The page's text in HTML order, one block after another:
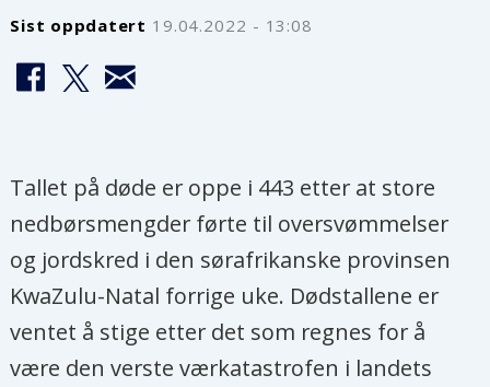
Sist oppdatert
19.04.2022 - 13:08
Tallet på døde er oppe i 443 etter at store
nedbørsmengder førte til oversvømmelser
og jordskred i den sørafrikanske provinsen
KwaZulu-Natal forrige uke. Dødstallene er
ventet å stige etter det som regnes for å
være den verste værkatastrofen i landets